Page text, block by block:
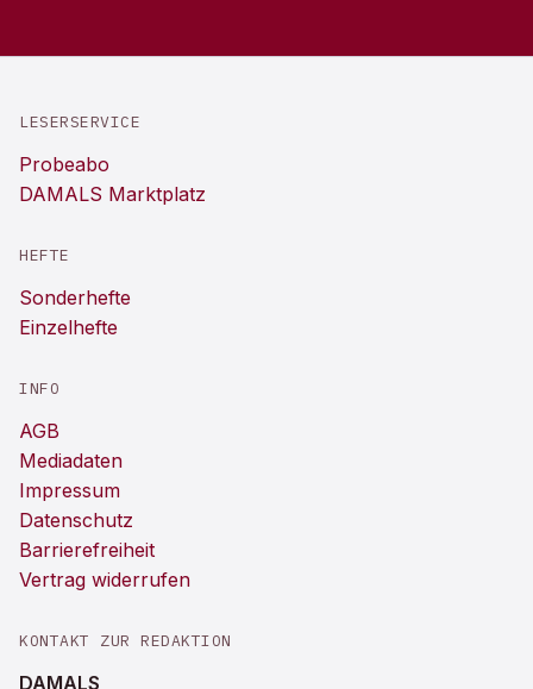
LESERSERVICE
Probeabo
DAMALS Marktplatz
HEFTE
Sonderhefte
Einzelhefte
INFO
AGB
Mediadaten
Impressum
Datenschutz
Barrierefreiheit
Vertrag widerrufen
KONTAKT ZUR REDAKTION
DAMALS